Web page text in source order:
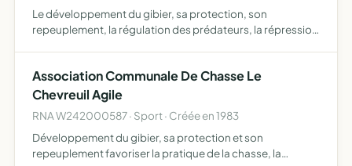
Le développement du gibier, sa protection, son
repeuplement, la régulation des prédateurs, la répression
Association Communale De Chasse Le
Chevreuil Agile
RNA W242000587 · Sport · Créée en 1983
Développement du gibier, sa protection et son
repeuplement favoriser la pratique de la chasse, la